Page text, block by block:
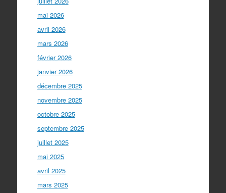
mai 2026
avril 2026
mars 2026
février 2026
janvier 2026
décembre 2025
novembre 2025
octobre 2025
septembre 2025
juillet 2025
mai 2025
avril 2025
mars 2025